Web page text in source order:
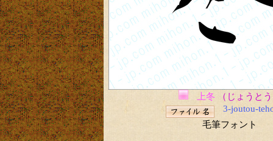
上冬
（じょうと
3-joutou-
毛筆フォント